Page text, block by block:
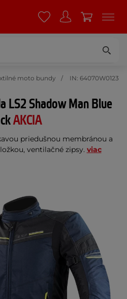
moto bundy IN: 64070W0123
LS2 Shadow Man Blue
AKCIA
priedušnou membránou a
ventilačné zipsy. viac